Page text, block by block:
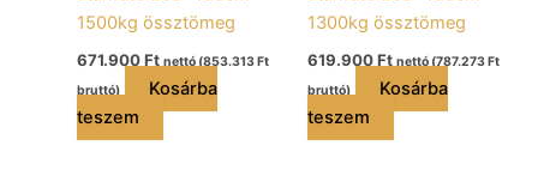
1500kg össztömeg
671.900Ft nettó (853.313 Ft
bruttó)
Kosárba
teszem
1300kg össztömeg
619.900Ft nettó (787.273 Ft
bruttó)
Kosárba
teszem